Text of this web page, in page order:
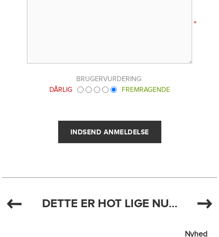
*
BRUGERVURDERING:
DÅRLIG
FREMRAGENDE
DETTE ER HOT LIGE NU...